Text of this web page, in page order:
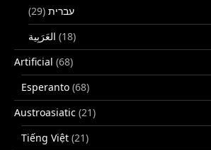
עברית (29)
(18)
Artificial (68)
Esperanto (68)
Austroasiatic (21)
Tiếng Việt (21)